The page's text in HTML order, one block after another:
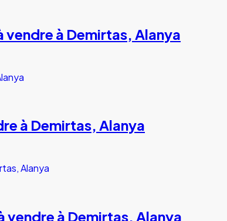
à Demirtas, Alanya
à Demirtas, Alanya
à Demirtas, Alanya